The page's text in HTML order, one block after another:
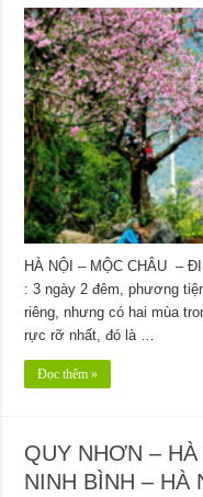
HÀ NỘI – MỘC CHÂU –
: 3 ngày 2 đêm, phương
riêng, nhưng có hai mùa
rực rỡ nhất, đó là …
Đọc thêm »
QUY NHƠN –
NINH BÌNH – HÀ